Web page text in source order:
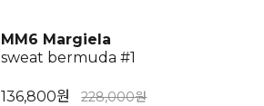
MM6 Margiela
sweat bermuda #1
136,800원 228,000원